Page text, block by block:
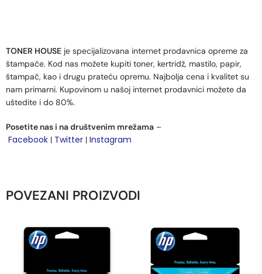
TONER HOUSE je specijalizovana internet prodavnica opreme za
štampače. Kod nas možete kupiti toner, kertridž, mastilo, papir,
štampač, kao i drugu prateću opremu. Najbolja cena i kvalitet su
nam primarni. Kupovinom u našoj internet prodavnici možete da
uštedite i do 80%.
Posetite nas i na društvenim mrežama –
Facebook | Twitter | Instagram
POVEZANI PROIZVODI